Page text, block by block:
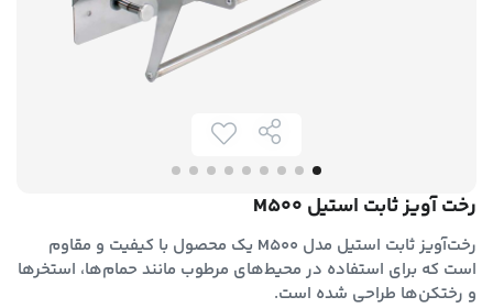
رخت آویز ثابت استیل M500
رخت‌آویز ثابت استیل مدل M500 یک محصول با کیفیت و مقاوم
است که برای استفاده در محیط‌های مرطوب مانند حمام‌ها، استخرها
و رختکن‌ها طراحی شده است.